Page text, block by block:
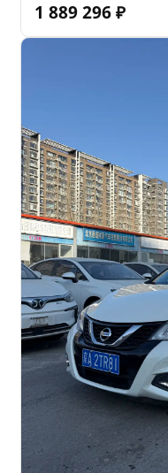
1 889 296 ₽